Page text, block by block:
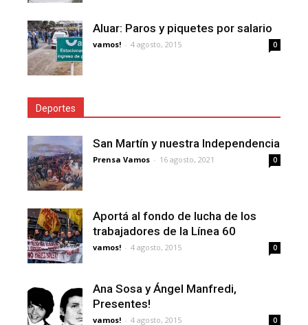
Aluar: Paros y piquetes por salario
vamos! - 4 agosto, 2015 0
Deportes
San Martín y nuestra Independencia
Prensa Vamos - 16 agosto, 2021 0
Aportá al fondo de lucha de los
trabajadores de la Línea 60
vamos! - 4 agosto, 2015 0
Ana Sosa y Ángel Manfredi,
Presentes!
vamos! - 4 agosto, 2015 0